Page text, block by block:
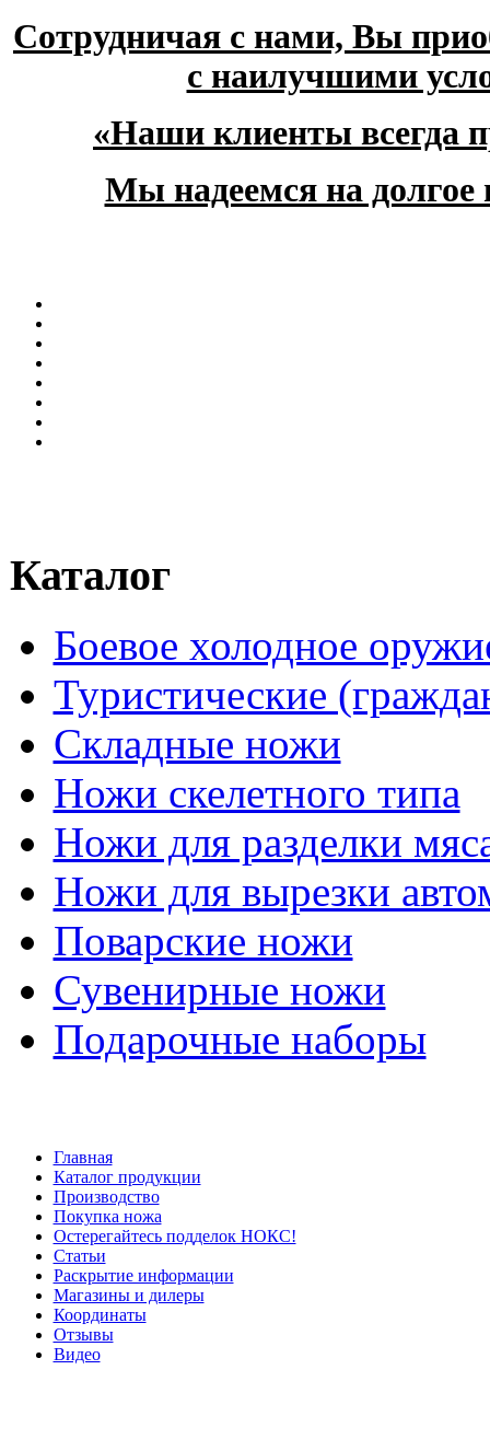
Сотрудничая с нами, Вы
с наилучшими
«Наши клиенты всегда
Мы надеемся на долгое
Каталог
Боевое холодное
Туристические
Складные ножи
Ножи скелетного типа
Ножи для разделки
Ножи для вырезки
Поварские ножи
Сувенирные ножи
Подарочные наборы
Главная
Каталог продукции
Производство
Покупка ножа
Остерегайтесь подделок НОКС!
Статьи
Раскрытие информации
Магазины и дилеры
Координаты
Отзывы
Видео